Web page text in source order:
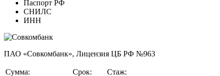
Паспорт РФ
СНИЛС
ИНН
ПАО «Совкомбанк», Лицензия ЦБ РФ №963
Сумма: Срок:
Стаж: